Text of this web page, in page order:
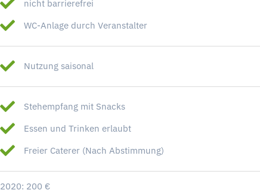
nicht barrierefrei
WC-Anlage durch Veranstalter
Nutzung saisonal
Stehempfang mit Snacks
Essen und Trinken erlaubt
Freier Caterer (Nach Abstimmung)
2020: 200 €